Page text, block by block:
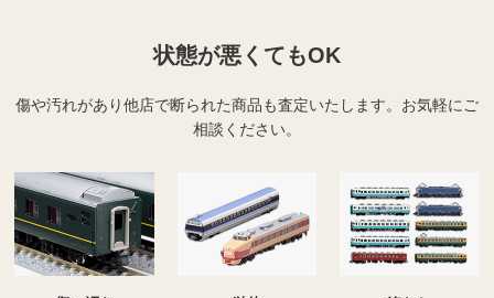
状態が悪くてもOK
傷や汚れがあり他店で断られた商品も査定いたします。 お気軽にご
相談ください。